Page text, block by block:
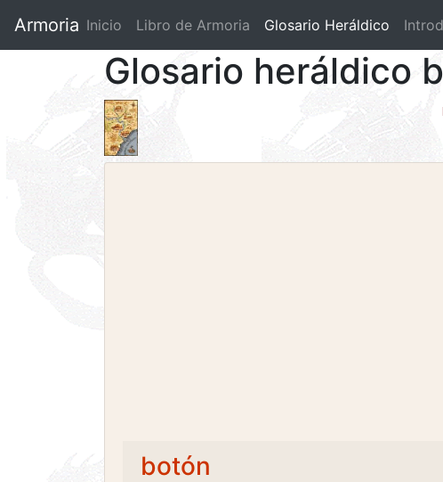
Armoria Inicio Libro de Armoria (current)
Glosario Heráldico
Glosario heráldico
botón